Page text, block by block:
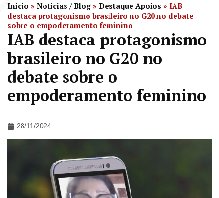
Início » Notícias / Blog » Destaque Apoios » IAB
destaca protagonismo brasileiro no G20 no debate
sobre o empoderamento feminino
IAB destaca protagonismo
brasileiro no G20 no
debate sobre o
empoderamento feminino
28/11/2024